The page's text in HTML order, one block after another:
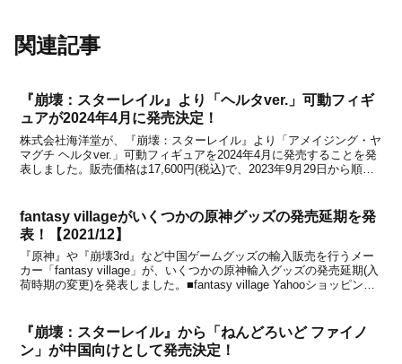
関連記事
『崩壊：スターレイル』より「ヘルタver.」可動フィギ
ュアが2024年4月に発売決定！
株式会社海洋堂が、『崩壊：スターレイル』より「アメイジング・ヤ
マグチ ヘルタver.」可動フィギュアを2024年4月に発売することを発
表しました。販売価格は17,600円(税込)で、2023年9月29日から順次
fantasy villageがいくつかの原神グッズの発売延期を発
表！【2021/12】
『原神』や『崩壊3rd』など中国ゲームグッズの輸入販売を行うメー
カー「fantasy village」が、いくつかの原神輸入グッズの発売延期(入
荷時期の変更)を発表しました。■fantasy village Yahooショッピング
『崩壊：スターレイル』から「ねんどろいど ファイノ
ン」が中国向けとして発売決定！